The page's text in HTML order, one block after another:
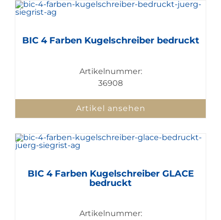
BIC 4 Farben Kugelschreiber bedruckt
Artikelnummer:
36908
Artikel ansehen
BIC 4 Farben Kugelschreiber GLACE
bedruckt
Artikelnummer: